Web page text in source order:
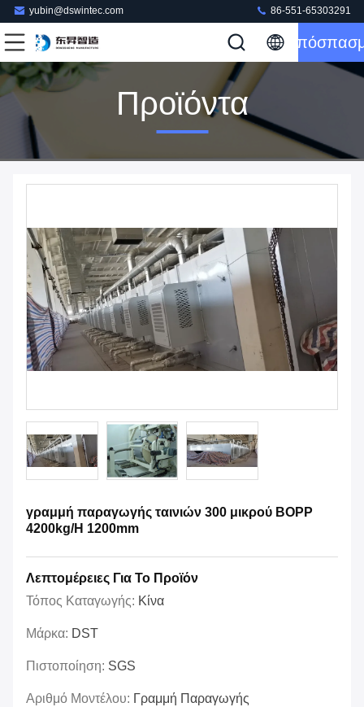
yubin@dswintec.com 86-551-65303291
Προϊόντα
γραμμή παραγωγής ταινιών 300 μικρού BOPP
4200kg/H 1200mm
Λεπτομέρειες Για Το Προϊόν
Τόπος Καταγωγής: Κίνα
Μάρκα: DST
Πιστοποίηση: SGS
Αριθμό Μοντέλου: Γραμμή Παραγωγής